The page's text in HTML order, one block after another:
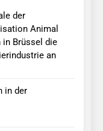
der
Animal
Brüssel die
an
in der